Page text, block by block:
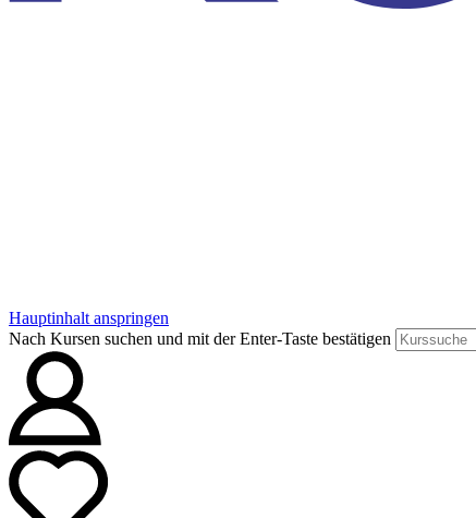
Hauptinhalt anspringen
Nach Kursen suchen und mit der Enter-Taste bestätigen